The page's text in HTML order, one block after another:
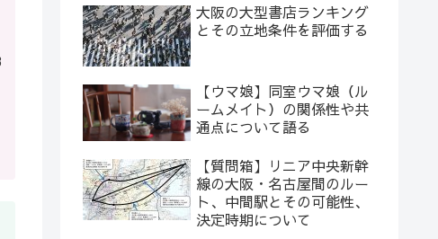
大阪の大型書店ランキング
とその立地条件を評価する
【ウマ娘】同室ウマ娘（ル
ームメイト）の関係性や共
通点について語る
【質問箱】リニア中央新幹
線の大阪・名古屋間のルー
ト、中間駅とその可能性、
決定時期について